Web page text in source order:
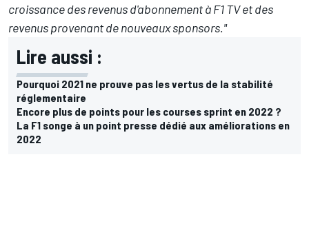
croissance des revenus d'abonnement à F1 TV et des
revenus provenant de nouveaux sponsors."
Lire aussi :
Pourquoi 2021 ne prouve pas les vertus de la stabilité
réglementaire
Encore plus de points pour les courses sprint en 2022 ?
La F1 songe à un point presse dédié aux améliorations en
2022